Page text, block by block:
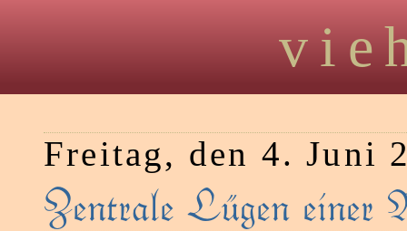
Freitag, den 4. Juni
Zentrale Lügen einer